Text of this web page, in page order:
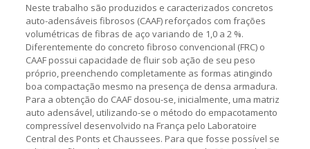
Neste trabalho são produzidos e caracterizados concretos
auto-adensáveis fibrosos (CAAF) reforçados com frações
volumétricas de fibras de aço variando de 1,0 a 2 %.
Diferentemente do concreto fibroso convencional (FRC) o
CAAF possui capacidade de fluir sob ação de seu peso
próprio, preenchendo completamente as formas atingindo
boa compactação mesmo na presença de densa armadura.
Para a obtenção do CAAF dosou-se, inicialmente, uma matriz
auto adensável, utilizando-se o método do empacotamento
compressível desenvolvido na França pelo Laboratoire
Central des Ponts et Chaussees. Para que fosse possível se